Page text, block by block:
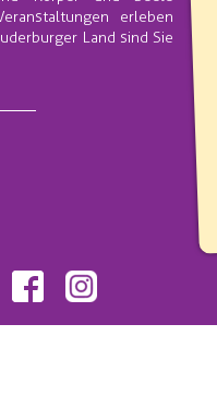
erleben
Land sind Sie